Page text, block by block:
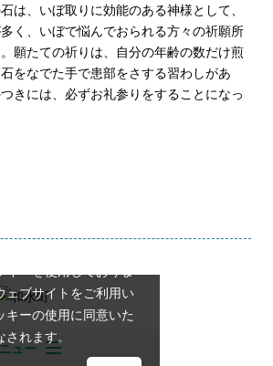
は、いぼ取りに効能のある神様として、
く、いぼで悩んでおられる方々の祈願所
願たての祈りは、自分の年齢の数だけ煎
をなでた手で患部をさする習わしがあ
きには、必ずお礼参りをすることになっ